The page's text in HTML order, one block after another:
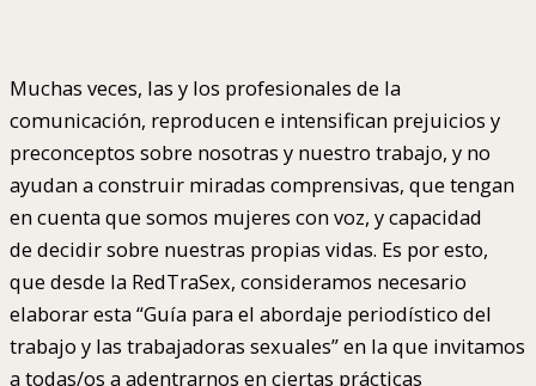
Muchas veces, las y los profesionales de la
comunicación, reproducen e intensifican prejuicios y
preconceptos sobre nosotras y nuestro trabajo, y no
ayudan a construir miradas comprensivas, que tengan
en cuenta que somos mujeres con voz, y capacidad
de decidir sobre nuestras propias vidas. Es por esto,
que desde la RedTraSex, consideramos necesario
elaborar esta “Guía para el abordaje periodístico del
trabajo y las trabajadoras sexuales” en la que invitamos
a todas/os a adentrarnos en ciertas prácticas